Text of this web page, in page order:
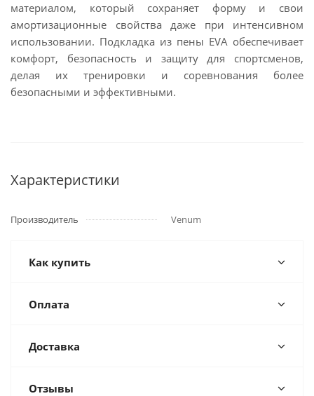
материалом, который сохраняет форму и свои
амортизационные свойства даже при интенсивном
использовании. Подкладка из пены EVA обеспечивает
комфорт, безопасность и защиту для спортсменов,
делая их тренировки и соревнования более
безопасными и эффективными.
Характеристики
Производитель Venum
Как купить
Оплата
Доставка
Отзывы